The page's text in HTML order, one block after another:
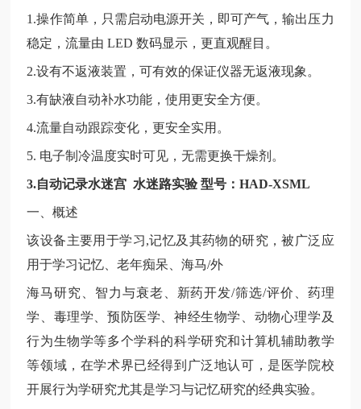
1.操作简单，只需启动电源开关，即可产气，输出压力
稳定，流量由 LED 数码显示，更直观醒目。
2.设有不返液装置，可有效的保证仪器无返液现象。
3.有缺液自动补水功能，使用更安全方便。
4.流量自动跟踪变化，更安全实用。
5. 电子制冷温度实时可见，无需更换干燥剂。
3.自动记录水迷宫 水迷路实验 型号：HAD-XSML
一、概述
该设备主要用于学习,记忆及其药物的研究，被广泛应
用于学习记忆、老年痴呆、海马/外
海马研究、智力与衰老、新药开发/筛选/评价、药理
学、毒理学、预防医学、神经生物学、动物心理学及
行为生物学等多个学科的科学研究和计算机辅助教学
等领域，在学术界已经得到广泛地认可，是医学院校
开展行为学研究尤其是学习与记忆研究的经典实验。